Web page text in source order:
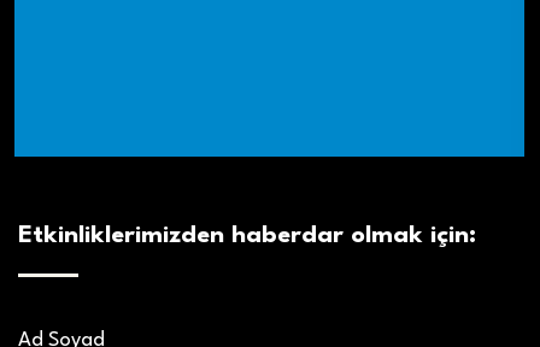
Etkinliklerimizden haberdar olmak için:
Ad Soyad